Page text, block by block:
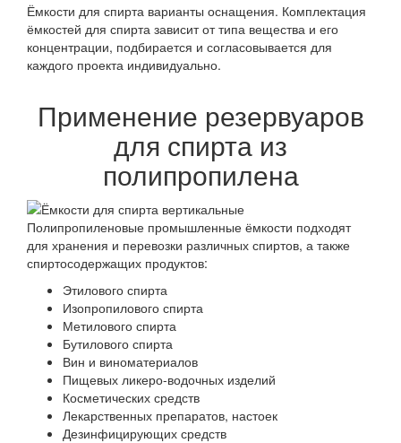
Ёмкости для спирта варианты оснащения. Комплектация
ёмкостей для спирта зависит от типа вещества и его
концентрации, подбирается и согласовывается для
каждого проекта индивидуально.
Применение резервуаров
для спирта из
полипропилена
Полипропиленовые промышленные ёмкости подходят
для хранения и перевозки различных спиртов, а также
спиртосодержащих продуктов:
Этилового спирта
Изопропилового спирта
Метилового спирта
Бутилового спирта
Вин и виноматериалов
Пищевых ликеро-водочных изделий
Косметических средств
Лекарственных препаратов, настоек
Дезинфицирующих средств